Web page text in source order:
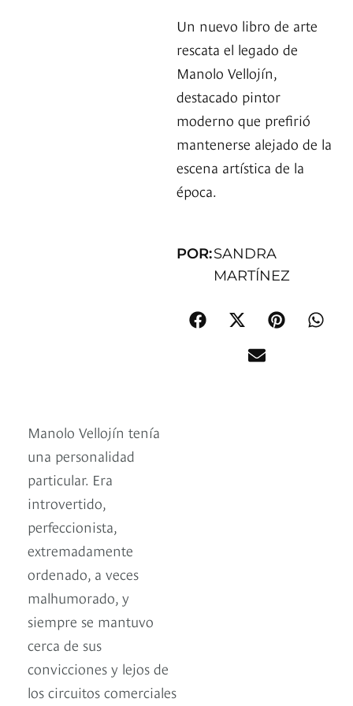
Un nuevo libro de arte
rescata el legado de
Manolo Vellojín,
destacado pintor
moderno que prefirió
mantenerse alejado de la
escena artística de la
época.
POR:SANDRA
MARTÍNEZ
Manolo Vellojín tenía
una personalidad
particular. Era
introvertido,
perfeccionista,
extremadamente
ordenado, a veces
malhumorado, y
siempre se mantuvo
cerca de sus
convicciones y lejos de
los circuitos comerciales